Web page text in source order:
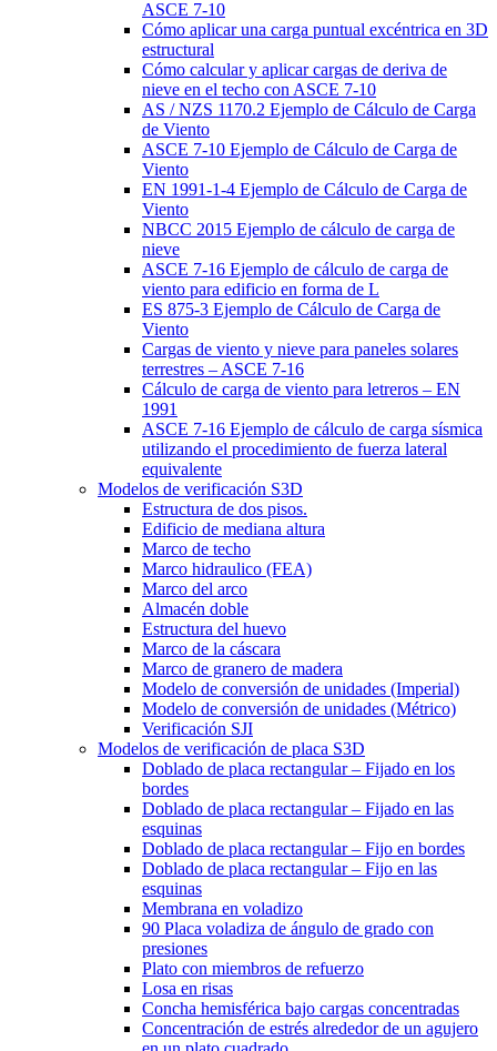
ASCE 7-10
Cómo aplicar una carga puntual excéntrica en 3D
estructural
Cómo calcular y aplicar cargas de deriva de
nieve en el techo con ASCE 7-10
AS / NZS 1170.2 Ejemplo de Cálculo de Carga
de Viento
ASCE 7-10 Ejemplo de Cálculo de Carga de
Viento
EN 1991-1-4 Ejemplo de Cálculo de Carga de
Viento
NBCC 2015 Ejemplo de cálculo de carga de
nieve
ASCE 7-16 Ejemplo de cálculo de carga de
viento para edificio en forma de L
ES 875-3 Ejemplo de Cálculo de Carga de
Viento
Cargas de viento y nieve para paneles solares
terrestres – ASCE 7-16
Cálculo de carga de viento para letreros – EN
1991
ASCE 7-16 Ejemplo de cálculo de carga sísmica
utilizando el procedimiento de fuerza lateral
equivalente
Modelos de verificación S3D
Estructura de dos pisos.
Edificio de mediana altura
Marco de techo
Marco hidraulico (FEA)
Marco del arco
Almacén doble
Estructura del huevo
Marco de la cáscara
Marco de granero de madera
Modelo de conversión de unidades (Imperial)
Modelo de conversión de unidades (Métrico)
Verificación SJI
Modelos de verificación de placa S3D
Doblado de placa rectangular – Fijado en los
bordes
Doblado de placa rectangular – Fijado en las
esquinas
Doblado de placa rectangular – Fijo en bordes
Doblado de placa rectangular – Fijo en las
esquinas
Membrana en voladizo
90 Placa voladiza de ángulo de grado con
presiones
Plato con miembros de refuerzo
Losa en risas
Concha hemisférica bajo cargas concentradas
Concentración de estrés alrededor de un agujero